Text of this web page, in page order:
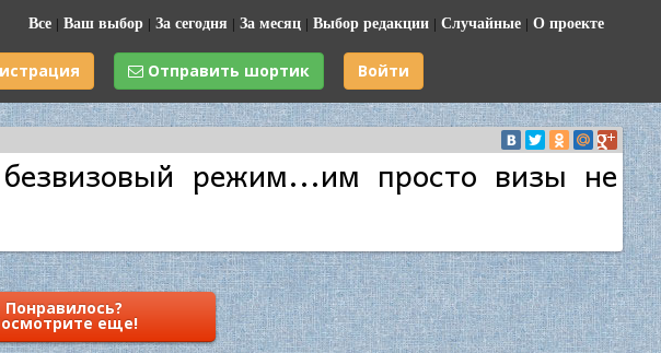
Все | Ваш выбор | За сегодня | За месяц | Выбор редакции | Случайные | О проекте
Отправить шортик Войти
режим...им просто визы не
Понравилось?
еще!